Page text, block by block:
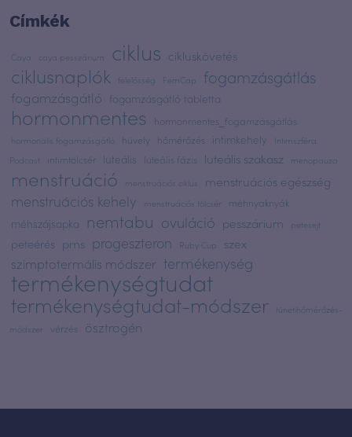
Címkék
Caya caya pesszárium ciklus cikluskövetés
ciklusnaplók felelősség FemCap fogamzásgátlás
fogamzásgátló fogamzásgátló tabletta
hormonmentes hormonmentes_fogamzásgátlás
hormonális fogamzásgátló hüvely hőmérőzés intimkehely
Intimszféra
Podcast
intimtölcsér luteális luteális fázis luteális szakasz menopauza
menstruáció menstruációs ciklus menstruációs egészség
menstruációs kehely menstruációs tölcsér méhnyaknyák
méhszájsapka nemtabu ovuláció pesszárium petesejt
peteérés pms progeszteron Ruby Cup szex
szimptotermális módszer termékenység
termékenységtudat
termékenységtudat-módszer
tünetihőmérőzés-
módszer
vérzés ösztrogén